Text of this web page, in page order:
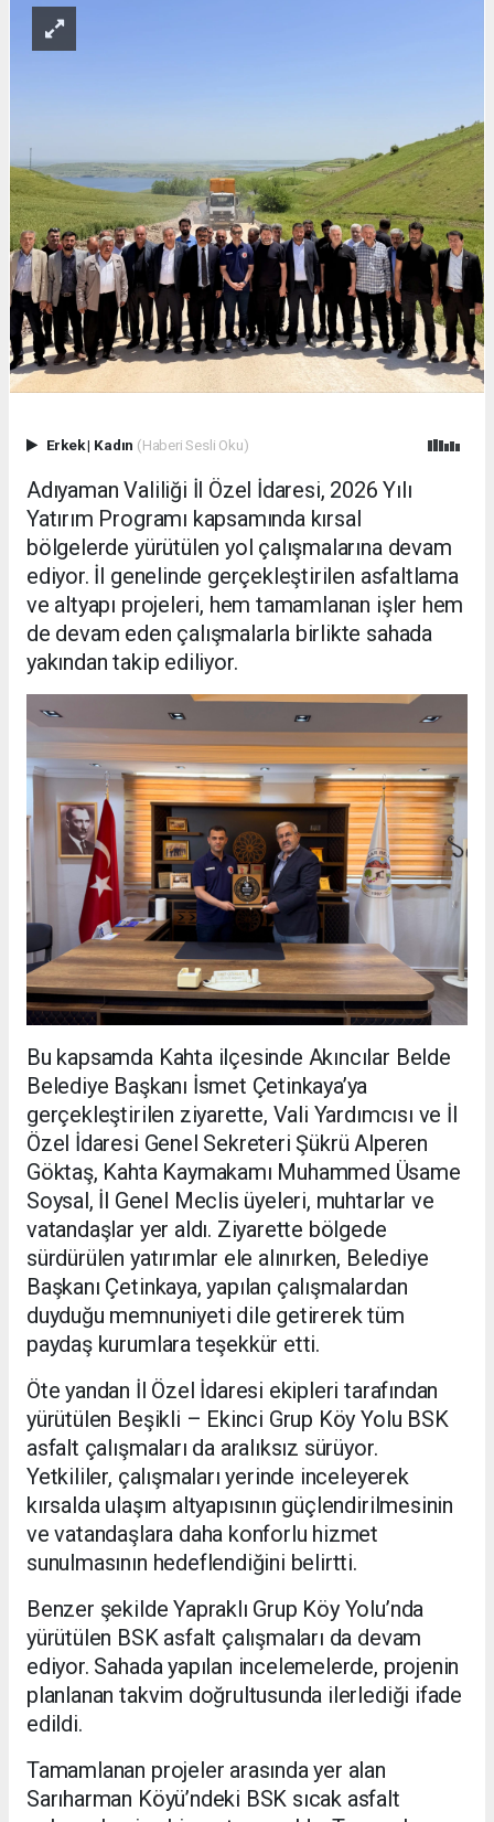
Erkek| Kadın (Haberi Sesli Oku)
Adıyaman Valiliği İl Özel İdaresi, 2026 Yılı
Yatırım Programı kapsamında kırsal
bölgelerde yürütülen yol çalışmalarına devam
ediyor. İl genelinde gerçekleştirilen asfaltlama
ve altyapı projeleri, hem tamamlanan işler hem
de devam eden çalışmalarla birlikte sahada
yakından takip ediliyor.
Bu kapsamda Kahta ilçesinde Akıncılar Belde
Belediye Başkanı İsmet Çetinkaya’ya
gerçekleştirilen ziyarette, Vali Yardımcısı ve İl
Özel İdaresi Genel Sekreteri Şükrü Alperen
Göktaş, Kahta Kaymakamı Muhammed Üsame
Soysal, İl Genel Meclis üyeleri, muhtarlar ve
vatandaşlar yer aldı. Ziyarette bölgede
sürdürülen yatırımlar ele alınırken, Belediye
Başkanı Çetinkaya, yapılan çalışmalardan
duyduğu memnuniyeti dile getirerek tüm
paydaş kurumlara teşekkür etti.
Öte yandan İl Özel İdaresi ekipleri tarafından
yürütülen Beşikli – Ekinci Grup Köy Yolu BSK
asfalt çalışmaları da aralıksız sürüyor.
Yetkililer, çalışmaları yerinde inceleyerek
kırsalda ulaşım altyapısının güçlendirilmesinin
ve vatandaşlara daha konforlu hizmet
sunulmasının hedeflendiğini belirtti.
Benzer şekilde Yapraklı Grup Köy Yolu’nda
yürütülen BSK asfalt çalışmaları da devam
ediyor. Sahada yapılan incelemelerde, projenin
planlanan takvim doğrultusunda ilerlediği ifade
edildi.
Tamamlanan projeler arasında yer alan
Sarıharman Köyü’ndeki BSK sıcak asfalt